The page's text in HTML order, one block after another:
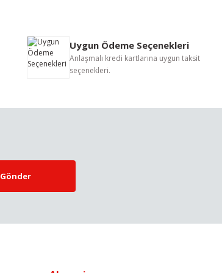
Uygun Ödeme Seçenekleri
Anlaşmalı kredi kartlarına uygun taksit
seçenekleri.
Gönder